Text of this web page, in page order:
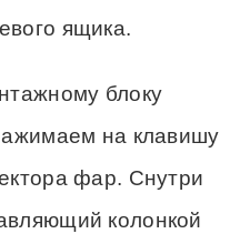
ящика.
блоку
на клавишу
фар. Снутри
колонкой